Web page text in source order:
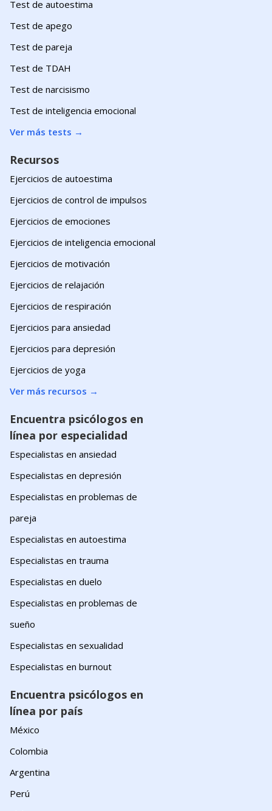
Test de autoestima
Test de apego
Test de pareja
Test de TDAH
Test de narcisismo
Test de inteligencia emocional
Ver más tests →
Recursos
Ejercicios de autoestima
Ejercicios de control de impulsos
Ejercicios de emociones
Ejercicios de inteligencia emocional
Ejercicios de motivación
Ejercicios de relajación
Ejercicios de respiración
Ejercicios para ansiedad
Ejercicios para depresión
Ejercicios de yoga
Ver más recursos →
Encuentra psicólogos en
línea por especialidad
Especialistas en ansiedad
Especialistas en depresión
Especialistas en problemas de
pareja
Especialistas en autoestima
Especialistas en trauma
Especialistas en duelo
Especialistas en problemas de
sueño
Especialistas en sexualidad
Especialistas en burnout
Encuentra psicólogos en
línea por país
México
Colombia
Argentina
Perú